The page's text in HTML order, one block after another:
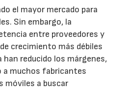
el mayor mercado para
Sin embargo, la
entre proveedores y
crecimiento más débiles
han reducido los márgenes,
a muchos fabricantes
móviles a buscar